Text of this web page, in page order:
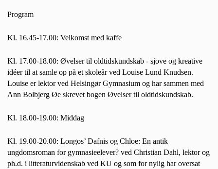
Program
Kl. 16.45-17.00: Velkomst med kaffe
Kl. 17.00-18.00: Øvelser til oldtidskundskab - sjove og kreative
idéer til at samle op på et skoleår ved Louise Lund Knudsen.
Louise er lektor ved Helsingør Gymnasium og har sammen med
Ann Bolbjerg Øe skrevet bogen Øvelser til oldtidskundskab.
Kl. 18.00-19.00: Middag
Kl. 19.00-20.00: Longos’ Dafnis og Chloe: En antik
ungdomsroman for gymnasieelever? ved Christian Dahl, lektor og
ph.d. i litteraturvidenskab ved KU og som for nylig har oversat